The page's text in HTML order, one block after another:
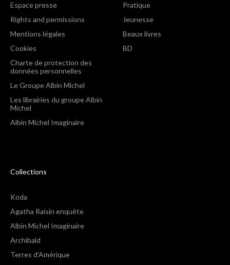
Espace presse
Rights and permissions
Mentions légales
Cookies
Charte de protection des
données personnelles
Le Groupe Albin Michel
Les librairies du groupe Albin
Michel
Albin Michel Imaginaire
Pratique
Jeunesse
Beaux livres
BD
Collections
Koda
Agatha Raisin enquête
Albin Michel Imaginaire
Archibald
Terres d'Amérique